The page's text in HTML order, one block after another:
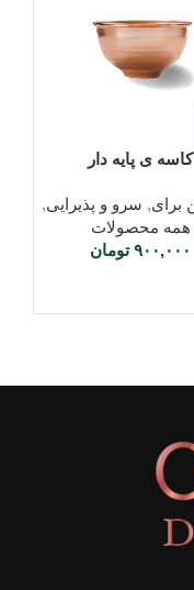
کاسه ی پایه دار
برای, سرو و پذیرایی,
همه محصولات
۹۰۰,۰۰۰ تومان